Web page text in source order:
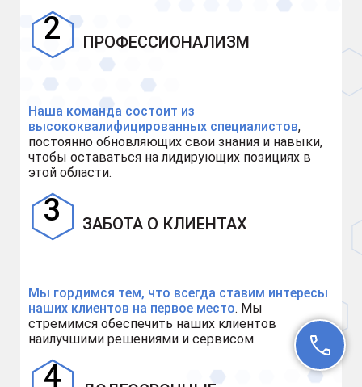
ПРОФЕССИОНАЛИЗМ
Наша команда состоит из
высококвалифицированных специалистов,
постоянно обновляющих свои знания и навыки,
чтобы оставаться на лидирующих позициях в
этой области.
ЗАБОТА О КЛИЕНТАХ
Мы гордимся тем, что всегда ставим интересы
наших клиентов на первое место. Мы
стремимся обеспечить наших клиентов
наилучшими решениями и сервисом.